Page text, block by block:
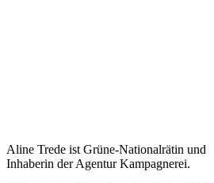
Aline Trede ist Grüne-Nationalrätin und
Inhaberin der Agentur Kampagnerei.